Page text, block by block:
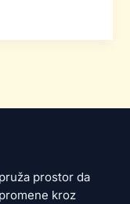
prostor da
kroz